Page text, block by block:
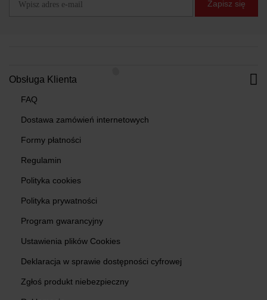
Zapisz się
Obsługa Klienta
FAQ
Dostawa zamówień internetowych
Formy płatności
Regulamin
Polityka cookies
Polityka prywatności
Program gwarancyjny
Ustawienia plików Cookies
Deklaracja w sprawie dostępności cyfrowej
Zgłoś produkt niebezpieczny